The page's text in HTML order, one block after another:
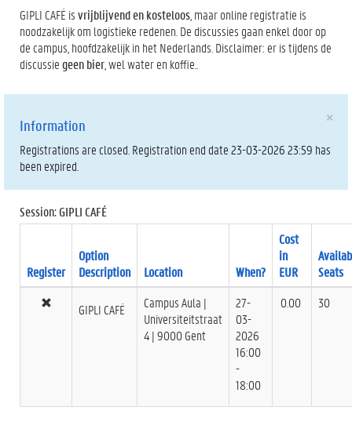
GIPLI CAFÉ isvrijblijvend en kosteloos , maar online registratie is
noodzakelijk om logistieke redenen. De discussies gaan enkel door op
de campus, hoofdzakelijk in het Nederlands. Disclaimer: er is tijdens de
discussiegeen bier , wel water en koffie..
×
Information
Registrations are closed. Registration end date 23-03-2026 23:59 has
been expired.
Session: GIPLI CAFÉ
Register
Option
Description
Location When?
Cost
in
EUR
Seats
GIPLI CAFÉ
Campus Aula |
Universiteitstraat
4 | 9000 Gent
27-
03-
2026
16:00
-
18:00
0.00 30